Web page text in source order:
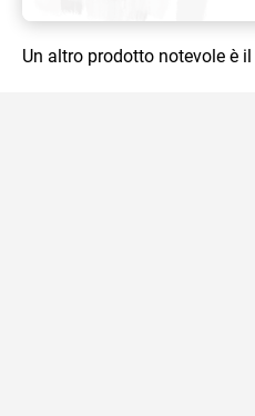
Un altro prodotto notevole è il